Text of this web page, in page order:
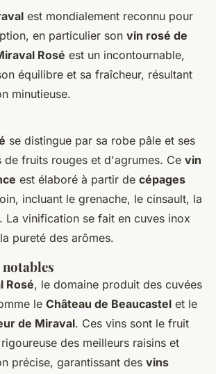
est mondialement reconnu pour
en particulier son vin rosé de
Rosé est un incontournable,
équilibre et sa fraîcheur, résultant
minutieuse.
se distingue par sa robe pâle et ses
de fruits rouges et d'agrumes. Ce vin
est élaboré à partir de cépages
incluant le grenache, le cinsault, la
La vinification se fait en cuves inox
pureté des arômes.
notables
Rosé, le domaine produit des cuvées
le Château de Beaucastel et le
de Miraval. Ces vins sont le fruit
des meilleurs raisins et
précise, garantissant des vins